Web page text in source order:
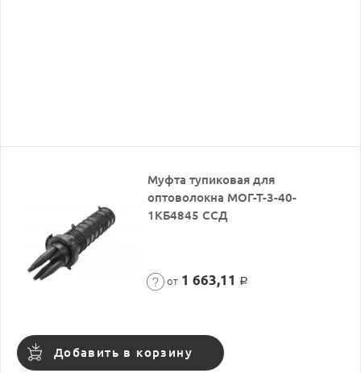
Муфта тупиковая для
оптоволокна МОГ-Т-3-40-
1КБ4845 ССД
от 1 663,11 Р
Добавить в корзину